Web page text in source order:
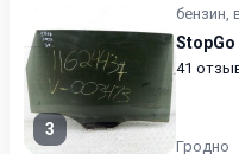
3
бензин,
StopGo
41
Гродно